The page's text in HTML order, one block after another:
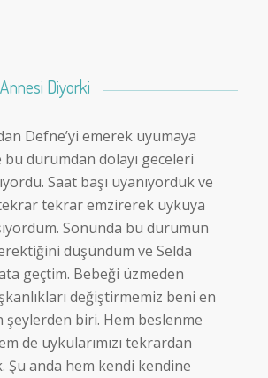
Diyorki
Defne’yi emerek uyumaya
bu durumdan dolayı geceleri
Saat başı uyanıyorduk ve
tekrar emzirerek uykuya
Sonunda bu durumun
düşündüm ve Selda
geçtim. Bebeği üzmeden
değiştirmemiz beni en
şeylerden biri. Hem beslenme
de uykularımızı tekrardan
Şu anda hem kendi kendine